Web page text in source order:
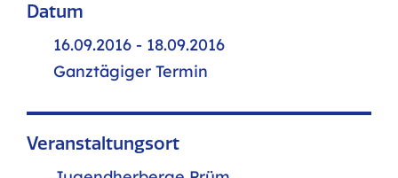
Datum
16.09.2016 - 18.09.2016
Ganztägiger Termin
Veranstaltungsort